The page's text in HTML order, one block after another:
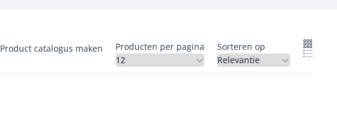
Product catalogus maken Producten per pagina Sorteren op